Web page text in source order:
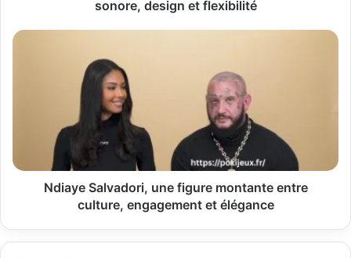
sonore, design et flexibilité
Ndiaye
engagement
et
éléganceNdiaye Salvadori, une figure montante entre
culture, engagement et élégance